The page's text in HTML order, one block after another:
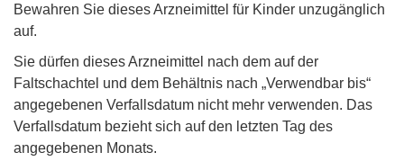
Bewahren Sie dieses Arzneimittel für Kinder unzugänglich
auf.
Sie dürfen dieses Arzneimittel nach dem auf der
Faltschachtel und dem Behältnis nach „Verwendbar bis“
angegebenen Verfallsdatum nicht mehr verwenden. Das
Verfallsdatum bezieht sich auf den letzten Tag des
angegebenen Monats.